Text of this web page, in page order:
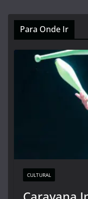
Para Onde Ir
CULTURAL